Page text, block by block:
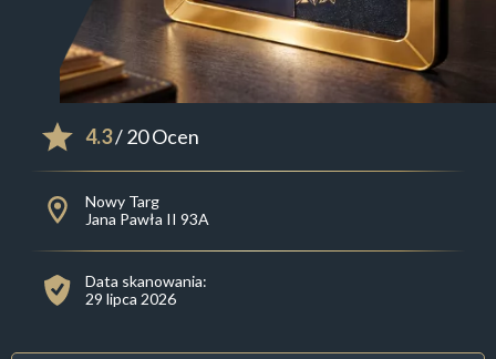
4.3/ 20 Ocen
Nowy Targ
Jana Pawła II 93A
Data skanowania:
29 lipca 2026